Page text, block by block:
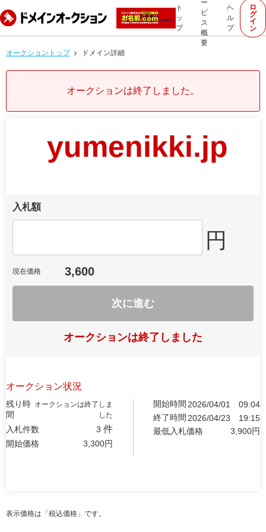
ト
ッ
プ
ー
ビ
ス
概
要
ヘ
ル
プ
ロ
グ
イ
ン
オークショントップ ドメイン詳細
オークションは終了しました。
yumenikki.jp
入札額
円
現在価格 3,600
次に進む
オークションは終了しました
オークション状況
残り時
間
オークションは終了しま
した
入札件数 3 件
開始価格 3,300円
開始時間 2026/04/01
09:04
終了時間 2026/04/23
19:15
最低入札価格
3,900円
表示価格は「税込価格」です。